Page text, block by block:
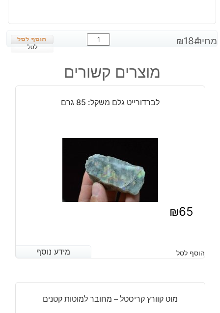
מחיר: ₪184
כמות
של
קוורץ
אש
כ
לסל
מוצרים קשורים
לברדורייט גלם משקל: 85 גרם
₪65
מידע נוסף הוסף לסל מידע נוסף
מוט קוורץ קריסטל – מחובר למוטות קטנים